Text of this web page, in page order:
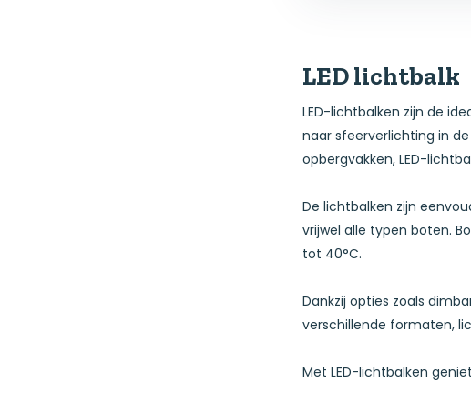
LED lichtbalk
LED-lichtbalken zijn de
naar sfeerverlichting in
opbergvakken, LED-
De lichtbalken zijn
vrijwel alle typen boten.
tot 40°C.
Dankzij opties zoals
verschillende formaten,
Met LED-lichtbalken